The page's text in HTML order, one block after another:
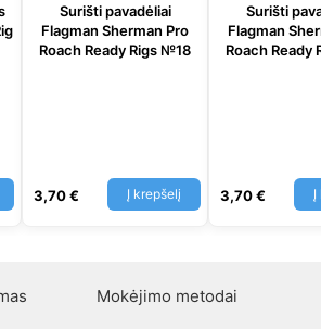
Surišti pavadėliai
Flagman Sherman Pro
Roach Ready Rigs №18
3,70€ Į krepšelį
Surišti
Flagman
Roach Ready
3,70€ Į
Mokėjimo metodai